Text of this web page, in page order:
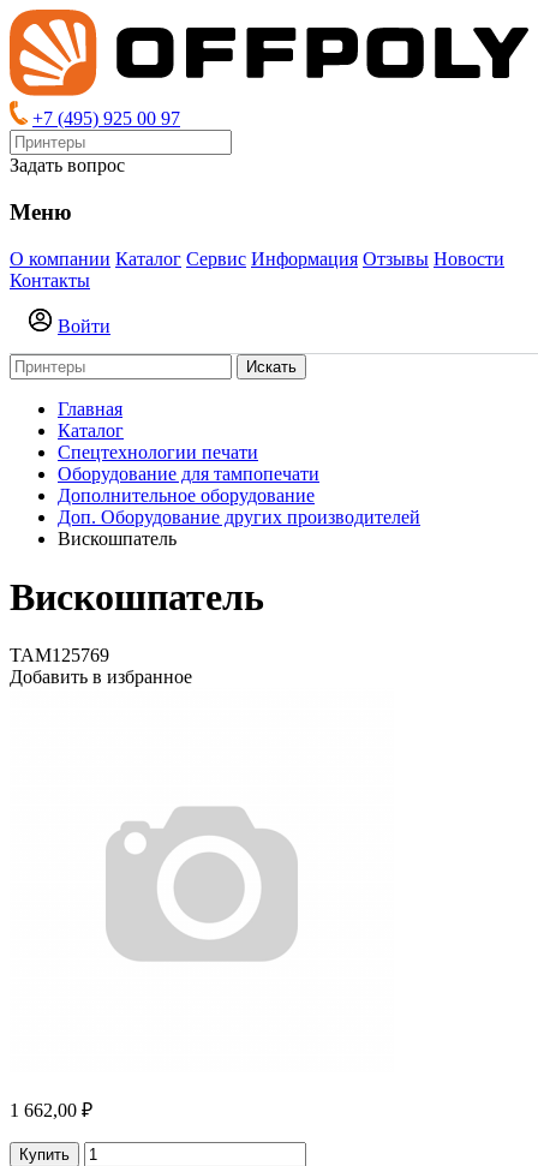
+7 (495) 925 00 97
Задать вопрос
Меню
О компании Каталог Сервис Информация Отзывы Новости
Контакты
Войти
Искать
Главная
Каталог
Спецтехнологии печати
Оборудование для тампопечати
Дополнительное оборудование
Доп. Оборудование других производителей
Вискошпатель
Вискошпатель
TAM125769
Добавить в избранное
1 662,00 ₽
Купить